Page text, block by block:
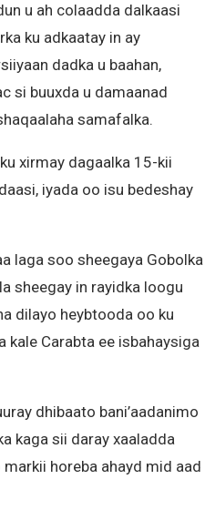
u ah colaadda dalkaasi
ku adkaatay in ay
dadka u baahan,
si buuxda u damaanad
samafalka.
xirmay dagaalka 15-kii
iyada oo isu bedeshay
laga soo sheegaya Gobolka
sheegay in rayidka loogu
dilayo heybtooda oo ku
kale Carabta ee isbahaysiga
dhibaato bani’aadanimo
kaga sii daray xaaladda
markii horeba ahayd mid aad